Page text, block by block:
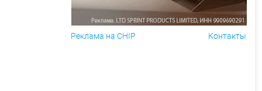
Реклама на CHIP Контакты